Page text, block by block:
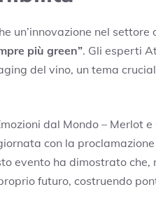
un’innovazione nel settore
più green”. Gli esperti
del vino, un tema
dal Mondo – Merlot
con la
evento ha dimostrato che,
futuro, costruendo